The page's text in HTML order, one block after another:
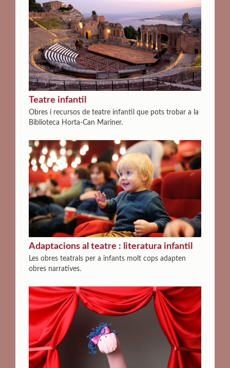
Teatre infantil
Obres i recursos de teatre infantil que pots trobar a la
Biblioteca Horta-Can Mariner.
Adaptacions al teatre : literatura infantil
Les obres teatrals per a infants molt cops adapten
obres narratives.